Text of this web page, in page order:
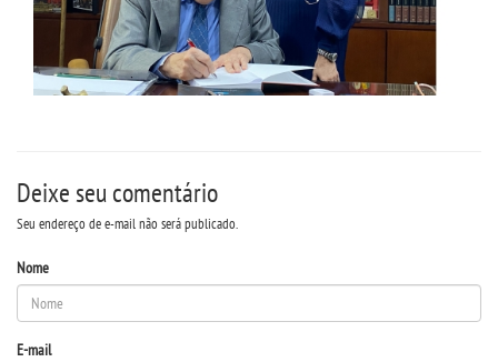
Deixe seu comentário
Seu endereço de e-mail não será publicado.
Nome
E-mail